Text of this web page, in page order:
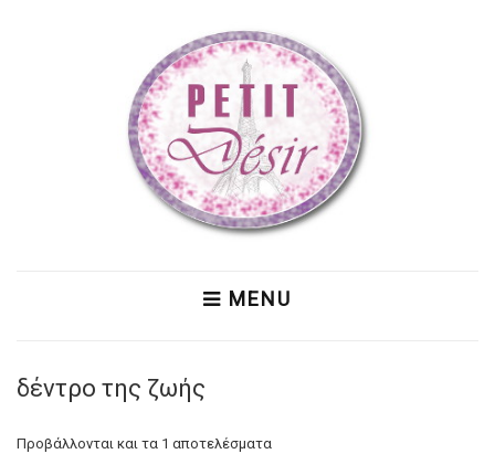
MENU
δέντρο της ζωής
Προβάλλονται και τα 1 αποτελέσματα